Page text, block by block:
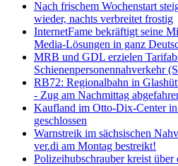
Nach frischem Wochenstart
wieder, nachts verbreitet frostig
InternetFame bekräftigt seine
Media-Lösungen in ganz
MRB und GDL erzielen
Schienenpersonennahverkehr
RB72: Regionalbahn in
- Zug am Nachmittag
Kaufland im Otto-Dix-Center
geschlossen
Warnstreik im sächsischen
ver.di am Montag bestreikt!
Polizeihubschrauber kreist